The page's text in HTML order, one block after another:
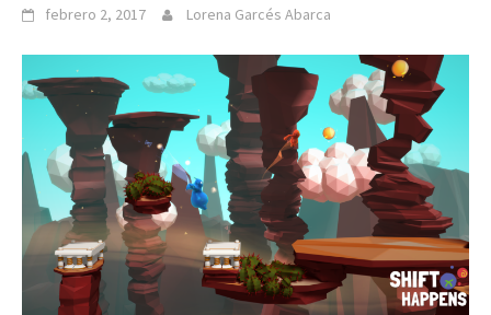
febrero 2, 2017 Lorena Garcés Abarca